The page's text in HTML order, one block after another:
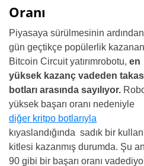
Oranı
Piyasaya sürülmesinin ardından
gün geçtikçe popülerlik kazanan
Bitcoin Circuit yatırımrobotu, en
yüksek kazanç vadeden takas
botları arasında sayılıyor.
yüksek başarı oranı nedeniyle
diğer kritpo botlarıyla
kıyaslandığında sadık bir
kitlesi kazanmış durumda. Şu
90 gibi bir başarı oranı